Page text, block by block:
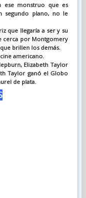
monstruo que es
segundo plano, no le
que llegaría a ser y su
cerca por Montgomery
brillen los demás.
americano.
Elizabeth Taylor
Taylor ganó el Globo
de plata.